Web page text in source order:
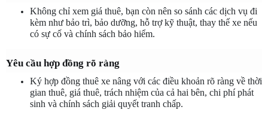
Không chỉ xem giá thuê, bạn còn nên so sánh các dịch vụ đi
kèm như bảo trì, bảo dưỡng, hỗ trợ kỹ thuật, thay thế xe nếu
có sự cố và chính sách bảo hiểm.
Yêu cầu hợp đồng rõ ràng
Ký hợp đồng thuê xe nâng với các điều khoản rõ ràng về thời
gian thuê, giá thuê, trách nhiệm của cả hai bên, chi phí phát
sinh và chính sách giải quyết tranh chấp.